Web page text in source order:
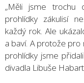
„Měli jsme trochu
prohlídky zákulisí
každý rok. Ale
a baví. A protože pro
prohlídky jsme
divadla Libuše